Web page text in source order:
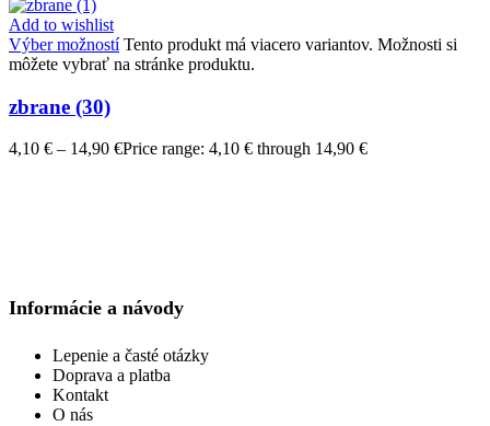
Add to wishlist
Výber možností Tento produkt má viacero variantov. Možnosti si
môžete vybrať na stránke produktu.
zbrane (30)
4,10 € – 14,90 €Price range: 4,10 € through 14,90 €
Informácie a návody
Lepenie a časté otázky
Doprava a platba
Kontakt
O nás